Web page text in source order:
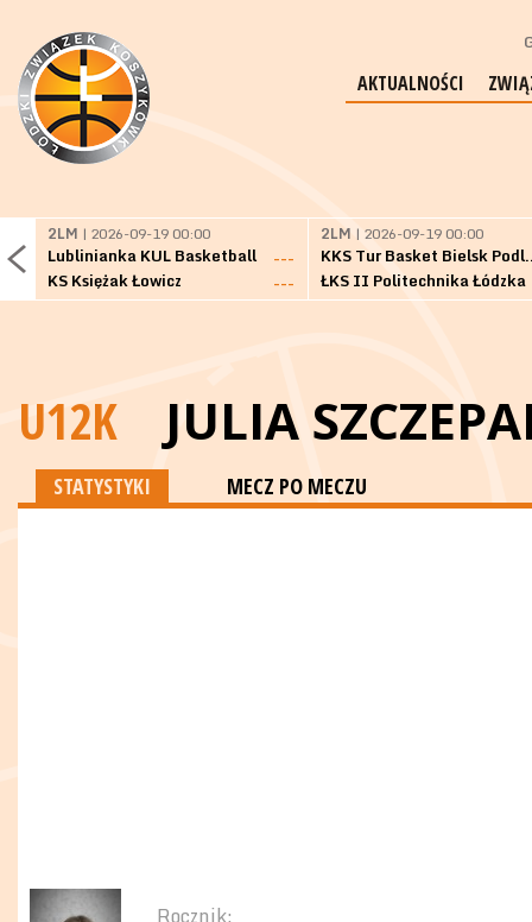
AKTUALNOŚCI
2LM | 2026-09-19 00:00
Lublinianka KUL Basketball
---
KS Księżak Łowicz
---
2LM | 2026-09-19 00:00
KKS Tur
ŁKS II Politechnika Łódzka
U12K JULIA
STATYSTYKI MECZ PO MECZU